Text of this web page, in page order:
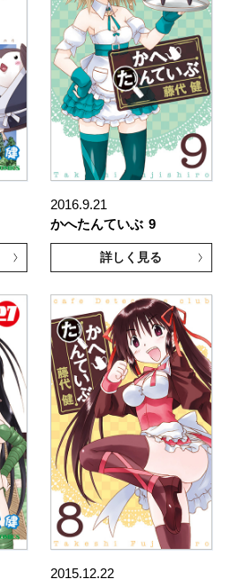
2016.9.21
かへたんていぶ 9
詳しく見る
2015.12.22